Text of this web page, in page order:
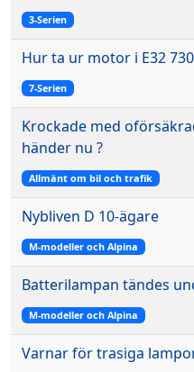
3-Serien
Hur ta ur motor i E32
7-Serien
Krockade med
händer nu ?
Allmänt om bil och trafik
Nybliven D 10-ägare
M-modeller och Alpina
Batterilampan tändes
M-modeller och Alpina
Varnar för trasiga